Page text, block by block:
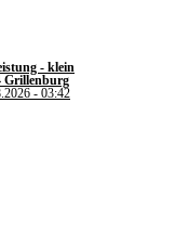
- klein
Grillenburg
- 03:42